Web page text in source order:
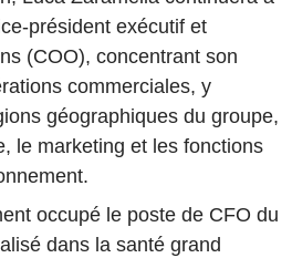
président exécutif et
(COO), concentrant son
commerciales, y
géographiques du groupe,
le marketing et les fonctions
occupé le poste de CFO du
dans la santé grand